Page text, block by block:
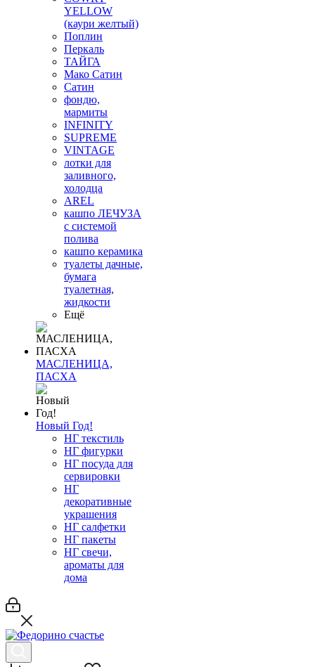
YELLOW
(каури желтый)
Поплин
Перкаль
ТАЙГА
Мако Сатин
Сатин
фондю,
мармиты
INFINITY
SUPREME
VINTAGE
лотки для
заливного,
холодца
AREL
кашпо ЛЕЧУЗА
с системой
полива
кашпо керамика
туалеты дачные,
бумага
туалетная,
жидкости
Ещё
МАСЛЕНИЦА,
ПАСХА
Новый Год!
НГ текстиль
НГ фигурки
НГ посуда для
сервировки
НГ
декоративные
украшения
НГ салфетки
НГ пакеты
НГ свечи,
ароматы для
дома